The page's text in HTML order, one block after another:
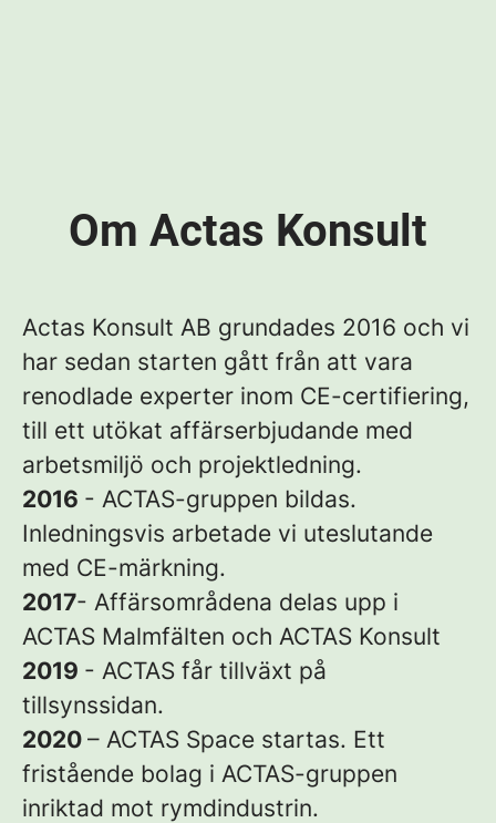
Om Actas Konsult
Actas Konsult AB grundades 2016 och vi
har sedan starten gått från att vara
renodlade experter inom CE-certifiering,
till ett utökat affärserbjudande med
arbetsmiljö och projektledning.
2016 - ACTAS-gruppen bildas.
Inledningsvis arbetade vi uteslutande
med CE-märkning.
2017- Affärsområdena delas upp i
ACTAS Malmfälten och ACTAS Konsult
2019 - ACTAS får tillväxt på
tillsynssidan.
2020 – ACTAS Space startas. Ett
fristående bolag i ACTAS-gruppen
inriktad mot rymdindustrin.